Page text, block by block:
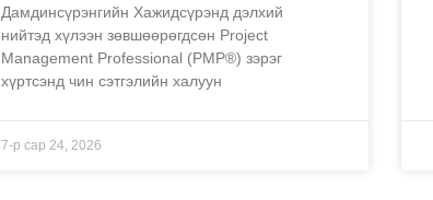
Дамдинсүрэнгийн Хажидсүрэнд дэлхий
нийтэд хүлээн зөвшөөрөгдсөн Project
Management Professional (PMP®) зэрэг
хүртсэнд чин сэтгэлийн халуун
7-р сар 24, 2026